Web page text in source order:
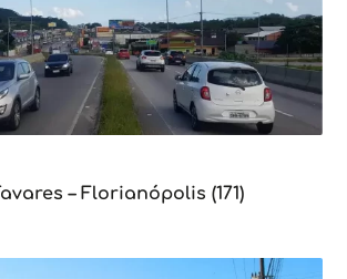
– Florianópolis (171)